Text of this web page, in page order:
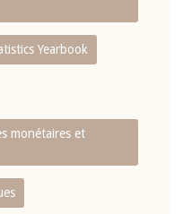
Yearbook
monétaires et